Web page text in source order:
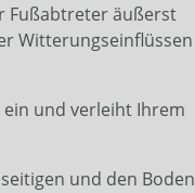
Fußabtreter äußerst
Witterungseinflüssen
und verleiht Ihrem
und den Boden